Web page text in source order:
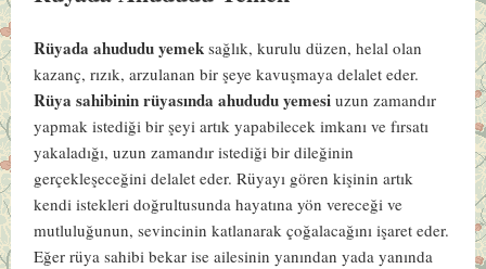
Rüyada ahududu yemek sağlık, kurulu düzen, helal olan
kazanç, rızık, arzulanan bir şeye kavuşmaya delalet eder.
Rüya sahibininrüyasında ahududu yemesi uzun zamandır
yapmak istediği bir şeyi artık yapabilecek imkanı ve fırsatı
yakaladığı, uzun zamandır istediği bir dileğinin
gerçekleşeceğini delalet eder. Rüyayı gören kişinin artık
kendi istekleri doğrultusunda hayatına yön vereceği ve
mutluluğunun, sevincinin katlanarak çoğalacağını işaret eder.
Eğer rüya sahibi bekar ise ailesinin yanından yada yanında